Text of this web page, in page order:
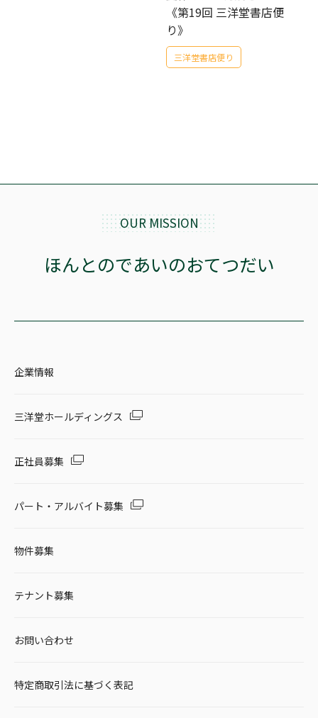
《第19回 三洋堂書店便
り》
三洋堂書店便り
OUR MISSION
ほんとのであいのおてつだい
企業情報
三洋堂ホールディングス
正社員募集
パート・アルバイト募集
物件募集
テナント募集
お問い合わせ
特定商取引法に基づく表記